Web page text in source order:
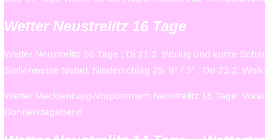
Wetter Neustrelitz 16 Tage
Wetter Neustrelitz 16 Tage ; Di 21.2. Wolkig und kurze
Stellenweise Nebel. Niederschlag 25. 9° / 3° ; Do 23.2.
Wetter Mecklenburg-Vorpommern Neustrelitz 16 Tage;
Donnerstagabend